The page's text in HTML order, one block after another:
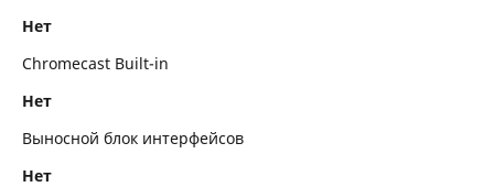
Нет
Chromecast Built-in
Нет
Выносной блок интерфейсов
Нет